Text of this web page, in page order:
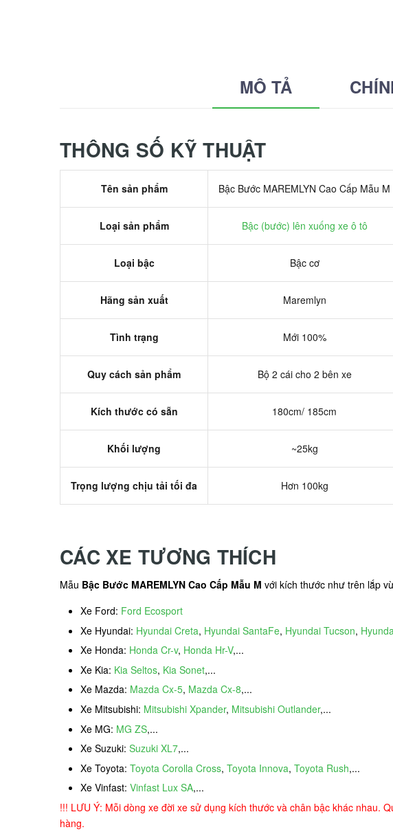
MÔ TẢ
THÔNG SỐ KỸ THUẬT
Tên sản phẩm Bậc Bước MAREMLYN Cao Cấp Mẫu M
Loại sản phẩm Bậc (bước) lên xuống xe ô tô
Loại bậc Bậc cơ
Hãng sản xuất Maremlyn
Tình trạng Mới 100%
Quy cách sản phẩm Bộ 2 cái cho 2 bên xe
Kích thước có sẵn 180cm/ 185cm
Khối lượng ~25kg
Trọng lượng chịu tải tối đa Hơn 100kg
CÁC XE TƯƠNG THÍCH
Mẫu Bậc Bước MAREMLYN Cao Cấp Mẫu M với kích thước như trên lắp
Xe Ford: Ford Ecosport
Xe Hyundai: Hyundai Creta, Hyundai SantaFe, Hyundai Tucson,
Xe Honda: Honda Cr-v, Honda Hr-V,...
Xe Kia: Kia Seltos, Kia Sonet,...
Xe Mazda: Mazda Cx-5, Mazda Cx-8,...
Xe Mitsubishi: Mitsubishi Xpander, Mitsubishi Outlander,...
Xe MG: MG ZS,...
Xe Suzuki: Suzuki XL7,...
Xe Toyota: Toyota Corolla Cross, Toyota Innova, Toyota Rush,...
Xe Vinfast: Vinfast Lux SA,...
!!! LƯU Ý: Mỗi dòng xe đời xe sử dụng kích thước và chân bậc khác nhau.
hàng.